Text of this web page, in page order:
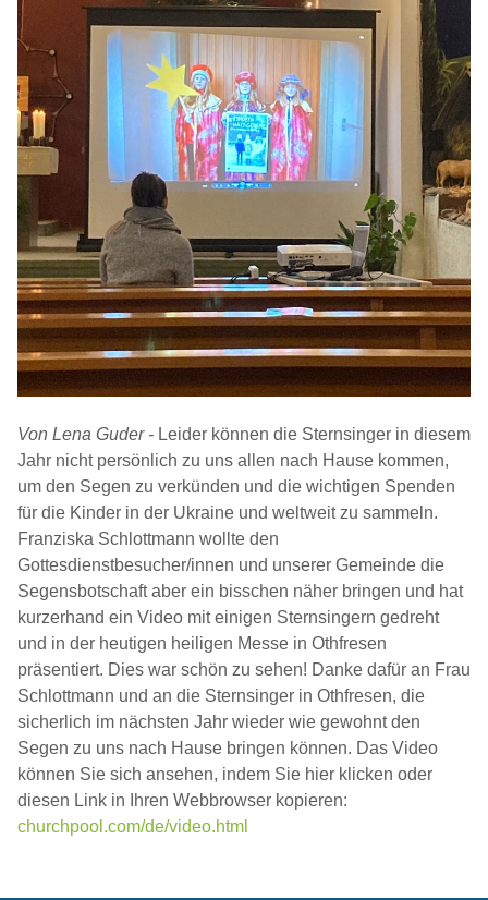
Von Lena Guder - Leider können die Sternsinger in diesem
Jahr nicht persönlich zu uns allen nach Hause kommen,
um den Segen zu verkünden und die wichtigen Spenden
für die Kinder in der Ukraine und weltweit zu sammeln.
Franziska Schlottmann wollte den
Gottesdienstbesucher/innen und unserer Gemeinde die
Segensbotschaft aber ein bisschen näher bringen und hat
kurzerhand ein Video mit einigen Sternsingern gedreht
und in der heutigen heiligen Messe in Othfresen
präsentiert. Dies war schön zu sehen! Danke dafür an Frau
Schlottmann und an die Sternsinger in Othfresen, die
sicherlich im nächsten Jahr wieder wie gewohnt den
Segen zu uns nach Hause bringen können. Das Video
können Sie sich ansehen, indem Sie hier klicken oder
diesen Link in Ihren Webbrowser kopieren:
churchpool.com/de/video.html